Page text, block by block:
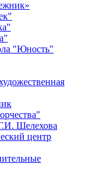
"Юность"
Шелехова
центр